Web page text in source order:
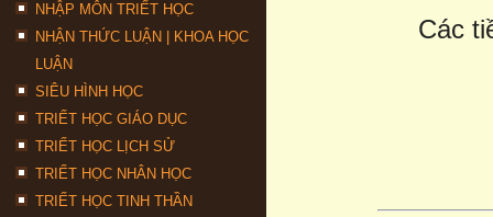
NHẬP MÔN TRIẾT HỌC
NHẬN THỨC LUẬN | KHOA HỌC
LUẬN
SIÊU HÌNH HỌC
TRIẾT HỌC GIÁO DỤC
TRIẾT HỌC LỊCH SỬ
TRIẾT HỌC NHÂN HỌC
TRIẾT HỌC TINH THẦN
Các